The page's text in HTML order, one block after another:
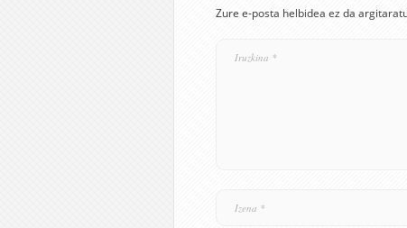
Zure e-posta helbidea ez da